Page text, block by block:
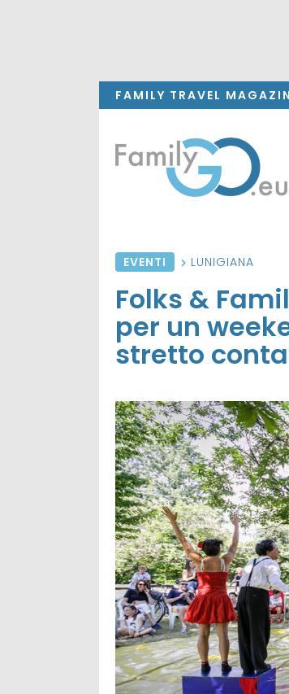
FAMILY TRAVEL
EVENTI LUNIGIANA
Folks &
per un
stretto